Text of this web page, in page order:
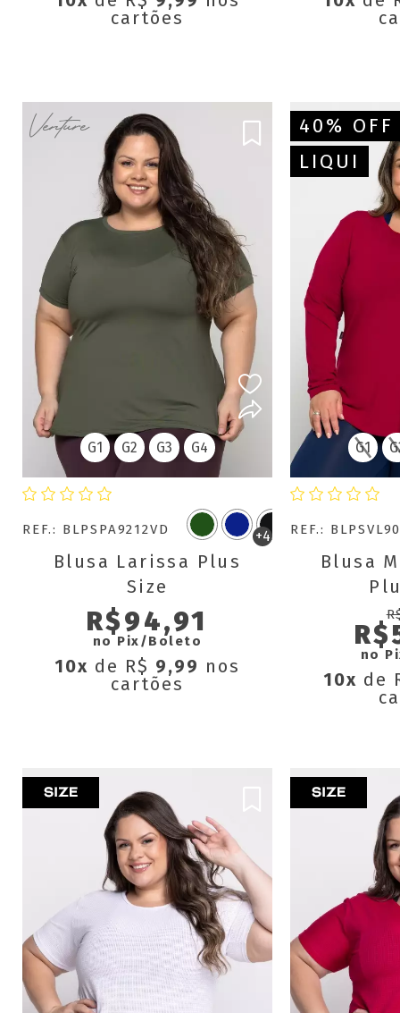
cartões
REF.: BLPSPA9212VD +4
Blusa Larissa Plus
Size
R$94,91
no Pix/Boleto
10x de R$ 9,99 nos
cartões
G1 G2 G3 G4
40% OFF
LIQUI
REF.:
Blusa
no
10x de
G1